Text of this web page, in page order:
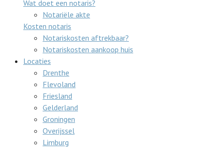
Wat doet een notaris?
Notariële akte
Kosten notaris
Notariskosten aftrekbaar?
Notariskosten aankoop huis
Locaties
Drenthe
Flevoland
Friesland
Gelderland
Groningen
Overijssel
Limburg